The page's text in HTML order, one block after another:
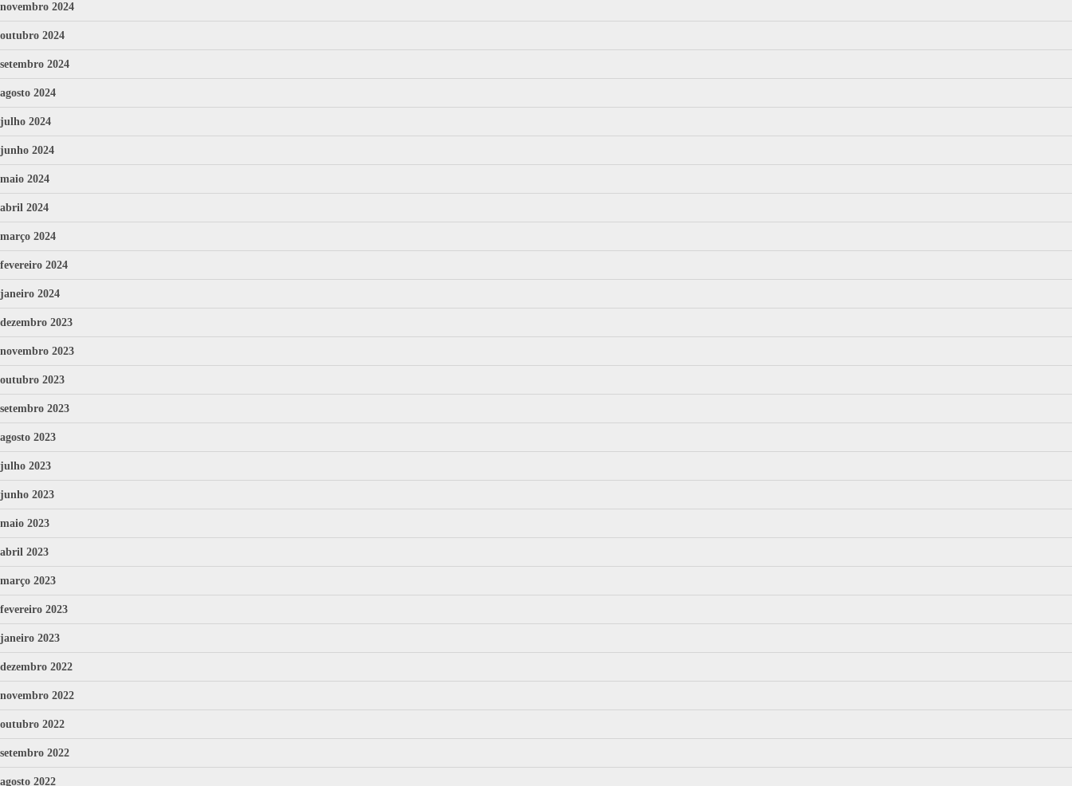
novembro 2024
outubro 2024
setembro 2024
agosto 2024
julho 2024
junho 2024
maio 2024
abril 2024
março 2024
fevereiro 2024
janeiro 2024
dezembro 2023
novembro 2023
outubro 2023
setembro 2023
agosto 2023
julho 2023
junho 2023
maio 2023
abril 2023
março 2023
fevereiro 2023
janeiro 2023
dezembro 2022
novembro 2022
outubro 2022
setembro 2022
agosto 2022